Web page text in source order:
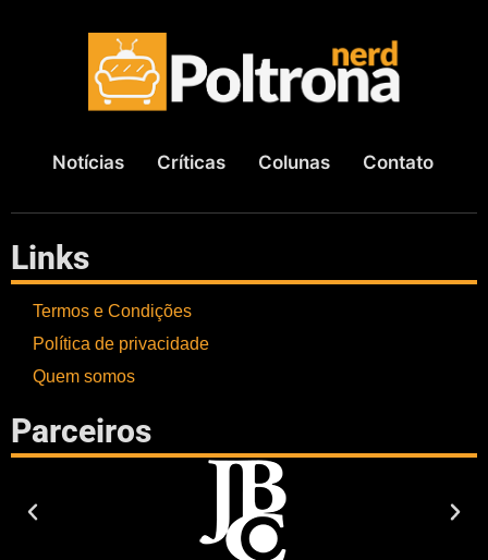
Notícias Críticas Colunas Contato
Links
Termos e Condições
Política de privacidade
Quem somos
Parceiros